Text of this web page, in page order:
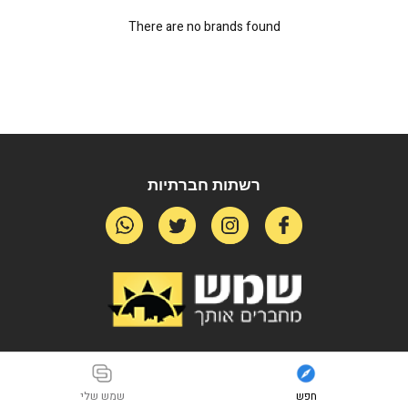
There are no brands found
רשתות חברתיות
חפש שמש שלי